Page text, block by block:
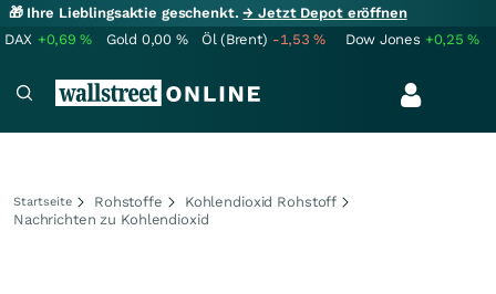
🎁 Ihre Lieblingsaktie geschenkt.→ Jetzt Depot eröffnen
DAX +0,69% Gold 0,00 % Öl (Brent) -1,53% Dow Jones +0,25%
Startseite Rohstoffe
Kohlendioxid Rohstoff
Nachrichten zu Kohlendioxid